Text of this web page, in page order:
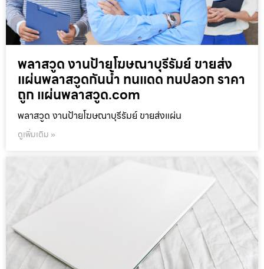
พลาสวูด งานป้ายโฆษณาบุรีรัมย์ ขายส่ง
แผ่นพลาสวูดกันน้ำ ทนแดด ทนปลวก ราคา
ถูก แผ่นพลาสวูด.com
พลาสวูด งานป้ายโฆษณาบุรีรัมย์ ขายส่งแผ่น
ดูเพิ่มเติม »